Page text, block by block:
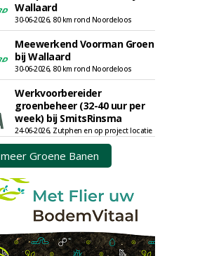
Wallaard
30-06-2026, 80 km rond Noordeloos
Meewerkend Voorman Groen
bij Wallaard
30-06-2026, 80 km rond Noordeloos
Werkvoorbereider
groenbeheer (32-40 uur per
week) bij SmitsRinsma
24-06-2026, Zutphen en op project locatie
meer Groene Banen